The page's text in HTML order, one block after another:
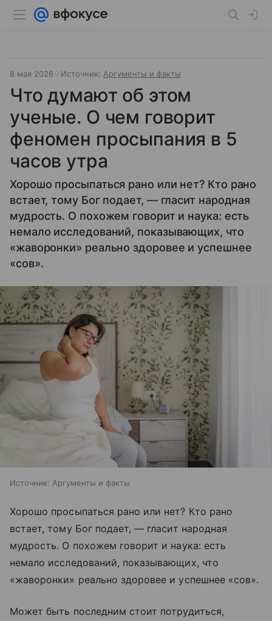
8 мая 2026 Источник: Аргументы и факты
Что думают об этом
ученые. О чем говорит
феномен просыпания в 5
часов утра
Хорошо просыпаться рано или нет? Кто рано
встает, тому Бог подает, — гласит народная
мудрость. О похожем говорит и наука: есть
немало исследований, показывающих, что
«жаворонки» реально здоровее и успешнее
«сов».
Источник: Аргументы и факты
Хорошо просыпаться рано или нет? Кто рано
встает, тому Бог подает, — гласит народная
мудрость. О похожем говорит и наука: есть
немало исследований, показывающих, что
«жаворонки» реально здоровее и успешнее «сов».
Может быть последним стоит потрудиться,